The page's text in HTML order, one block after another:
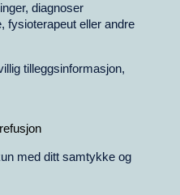
diagnoser
fysioterapeut eller andre
tilleggsinformasjon,
med ditt samtykke og